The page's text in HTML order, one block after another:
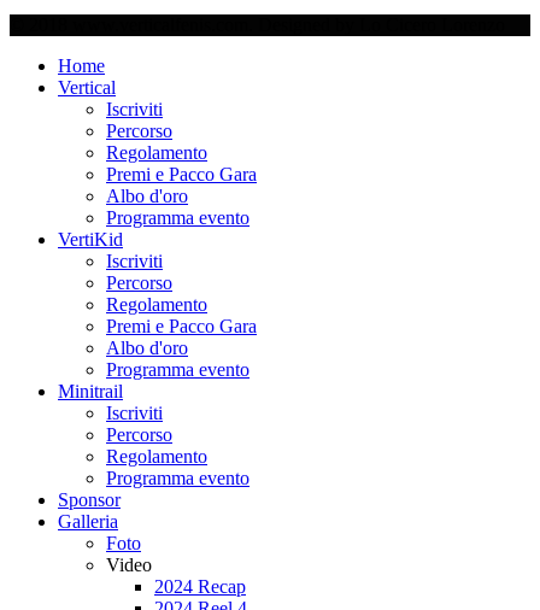
Home
Vertical
Iscriviti
Percorso
Regolamento
Premi e Pacco Gara
Albo d'oro
Programma evento
VertiKid
Iscriviti
Percorso
Regolamento
Premi e Pacco Gara
Albo d'oro
Programma evento
Minitrail
Iscriviti
Percorso
Regolamento
Programma evento
Sponsor
Galleria
Foto
Video
2024 Recap